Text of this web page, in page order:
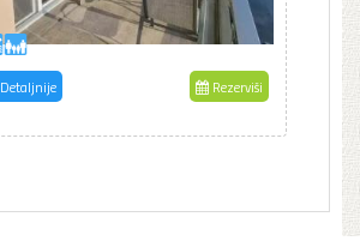
Detaljnije Rezerviši